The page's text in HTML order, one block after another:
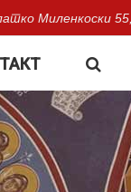
Миленкоски